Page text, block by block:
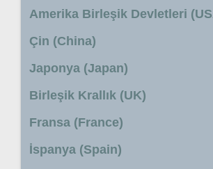
Amerika Birleşik Devletleri
Çin (China)
Japonya (Japan)
Birleşik Krallık (UK)
Fransa (France)
İspanya (Spain)